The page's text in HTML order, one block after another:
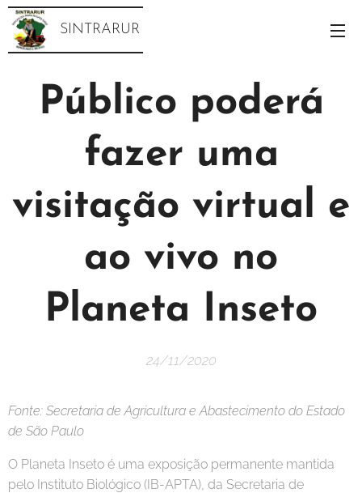
SINTRARUR
Público poderá
fazer uma
visitação virtual e
ao vivo no
Planeta Inseto
24/11/2020
Fonte: Secretaria de Agricultura e Abastecimento do Estado
de São Paulo
O Planeta Inseto é uma exposição permanente mantida
pelo Instituto Biológico (IB-APTA), da Secretaria de